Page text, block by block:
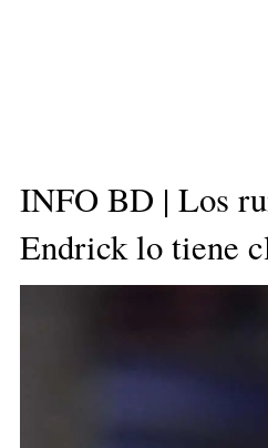
INFO BD | Los
Endrick lo tiene